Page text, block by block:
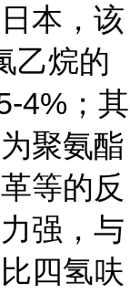
本，该
乙烷的
4%；其
聚氨酯
等的反
强，与
四氢呋